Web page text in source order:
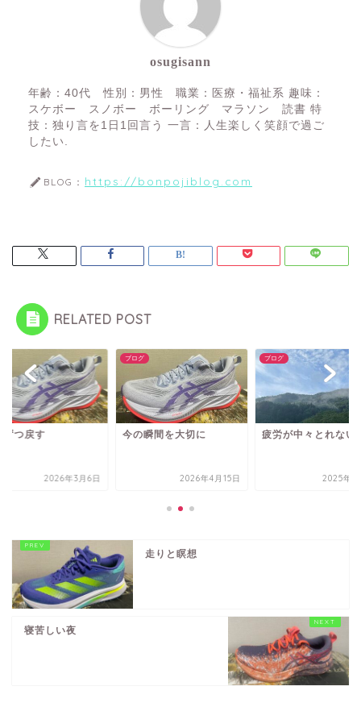
osugisann
年齢：40代 性別：男性 職業：医療・福祉系 趣味：
スケボー スノボー ボーリング マラソン 読書 特
技：独り言を1日1回言う 一言：人生楽しく笑顔で過ご
したい.
BLOG： https://bonpojiblog.com
RELATED POST
ずつ戻す
2026年3月6日
ブログ
今の瞬間を大切に
2026年4月15日
ブログ
疲労が中々とれない
2025年7
走りと瞑想
寝苦しい夜